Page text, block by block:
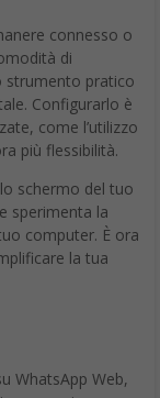
da oltre 20
digitale,
stato direttore
lavorato per 11
direttore